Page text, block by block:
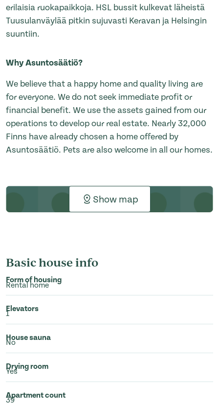
erilaisia ruokapaikkoja. HSL bussit kulkevat läheistä
Tuusulanväylää pitkin sujuvasti Keravan ja Helsingin
suuntiin.
Why Asuntosäätiö?
We believe that a happy home and quality living are
for everyone. We do not seek immediate profit or
financial benefit. We use the assets gained from our
operations to develop our real estate. Nearly 32,000
Finns have already chosen a home offered by
Asuntosäätiö. Pets are also welcome in all our homes.
Show map
Basic house info
Form of housing
Rental home
Elevators
1
House sauna
No
Drying room
Yes
Apartment count
39